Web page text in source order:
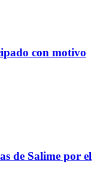
con motivo
de Salime por el